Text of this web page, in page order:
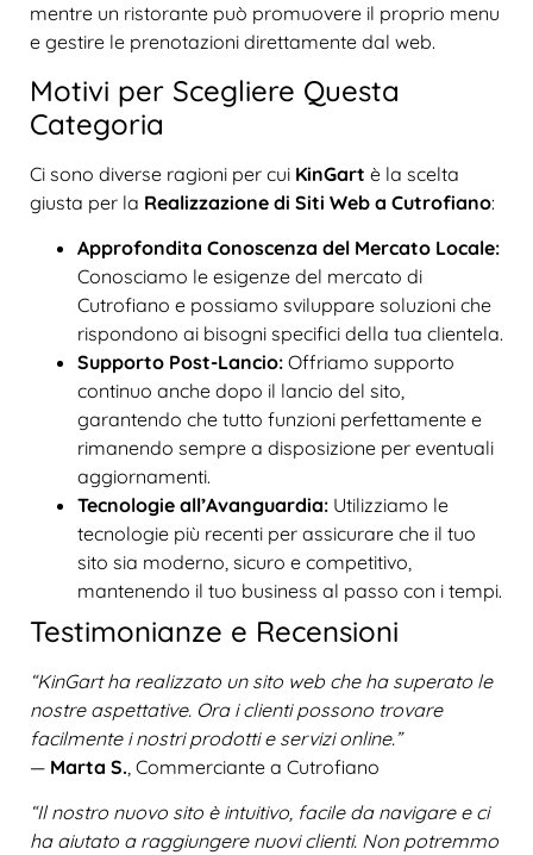
mentre un ristorante può promuovere il proprio menu
e gestire le prenotazioni direttamente dal web.
Motivi per Scegliere Questa
Categoria
Ci sono diverse ragioni per cui KinGart è la scelta
giusta per la Realizzazione di Siti Web a Cutrofiano:
Approfondita Conoscenza del Mercato Locale:
Conosciamo le esigenze del mercato di
Cutrofiano e possiamo sviluppare soluzioni che
rispondono ai bisogni specifici della tua clientela.
Supporto Post-Lancio: Offriamo supporto
continuo anche dopo il lancio del sito,
garantendo che tutto funzioni perfettamente e
rimanendo sempre a disposizione per eventuali
aggiornamenti.
Tecnologie all’Avanguardia: Utilizziamo le
tecnologie più recenti per assicurare che il tuo
sito sia moderno, sicuro e competitivo,
mantenendo il tuo business al passo con i tempi.
Testimonianze e Recensioni
“KinGart ha realizzato un sito web che ha superato le
nostre aspettative. Ora i clienti possono trovare
facilmente i nostri prodotti e servizi online.”
— Marta S., Commerciante a Cutrofiano
“Il nostro nuovo sito è intuitivo, facile da navigare e ci
ha aiutato a raggiungere nuovi clienti. Non potremmo